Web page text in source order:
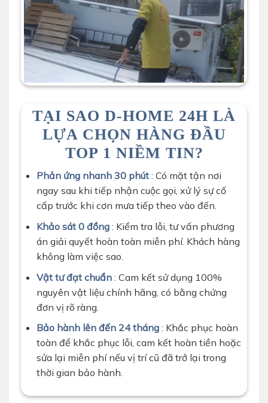
TẠI SAO D-HOME 24H LÀ
LỰA CHỌN HÀNG ĐẦU
TOP 1 NIỀM TIN?
Phản ứng nhanh 30 phút: Có mặt tận nơi
ngay sau khi tiếp nhận cuộc gọi, xử lý sự cố
cấp trước khi cơn mưa tiếp theo vào đến.
Khảo sát 0 đồng: Kiểm tra lỗi, tư vấn phương
án giải quyết hoàn toàn miễn phí. Khách hàng
không làm việc sao.
Vật tư đạt chuẩn: Cam kết sử dụng 100%
nguyên vật liệu chính hãng, có bằng chứng
đơn vị rõ ràng.
Bảo hành lên đến 24 tháng: Khắc phục hoàn
toàn để khắc phục lỗi, cam kết hoàn tiền hoặc
sửa lại miễn phí nếu vị trí cũ đã trở lại trong
thời gian bảo hành.